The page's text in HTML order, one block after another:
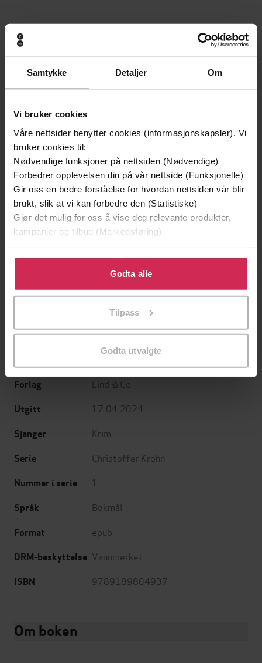
Samtykke Detaljer Om
Vi bruker cookies
Våre nettsider benytter cookies (informasjonskapsler). Vi
bruker cookies til:
Nødvendige funksjoner på nettsiden (Nødvendige)
Forbedrer opplevelsen din på vår nettside (Funksjonelle)
Gir oss en bedre forståelse for hvordan nettsiden vår blir
brukt, slik at vi kan forbedre den (Statistiske)
Gjør det mulig for oss å vise deg relevante produkter,
kampanjer og tilbud (Markedsføring)
Klikk på «Godta alle» for å gi oss ditt samtykke til å
bruke cookies for alle disse formålene. Du kan også
tilpasse ditt samtykke til spesifikke formål ved å klikke
Godta alle
Tilpass
Godta utvalgte
Andre har også kjøpt
Premium
Vinner av Rivertonprisen
EBOK
Premium
Første gang på tilbud
EBOK
Egil Foss Iversen
Forlag Lind & Co
Utgitt 17.04.2024
Sjanger Krim
Serie Christoffer Krohn
Nummer i serie 1
Språk Bokmål
Format epub
DRM-beskyttelse Vannmerket
ISBN 9789189804937
Om boken